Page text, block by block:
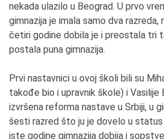
nekada ulazilo u Beograd. U prvo
gimnazija je imala samo dva
četiri godine dobila je i preostala tri
postala puna gimnazija.
Prvi nastavnici u ovoj školi bili su
takođe bio i upravnik škole) i Vasilije
izvršena reforma nastave u Srbiji, u
šesti razred što ju je dovelo u
iste godine gimnazija dobija i